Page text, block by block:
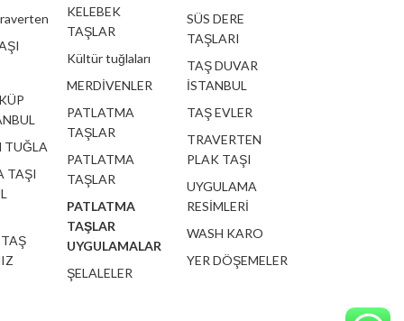
TUĞLA
TAŞI
KELEBEK
TAŞLAR
Kültür tuğlaları
MERDİVENLER
PATLATMA
TAŞLAR
PATLATMA
TAŞLAR
PATLATMA
TAŞLAR
UYGULAMALAR
ŞELALELER
SÜS DERE
TAŞLARI
TAŞ DUVAR
İSTANBUL
TAŞ EVLER
TRAVERTEN
PLAK TAŞI
UYGULAMA
RESİMLERİ
WASH KARO
YER DÖŞEMELER